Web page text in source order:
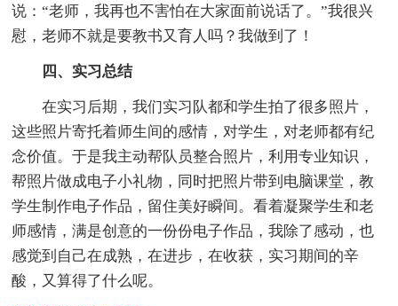
说：“老师，我再也不害怕在大家面前说话了。”我很兴
慰，老师不就是要教书又育人吗？我做到了！
四、实习总结
在实习后期，我们实习队都和学生拍了很多照片，
这些照片寄托着师生间的感情，对学生，对老师都有纪
念价值。于是我主动帮队员整合照片，利用专业知识，
帮照片做成电子小礼物，同时把照片带到电脑课堂，教
学生制作电子作品，留住美好瞬间。看着凝聚学生和老
师感情，满是创意的一份份电子作品，我除了感动，也
感觉到自己在成熟，在进步，在收获，实习期间的辛
酸，又算得了什么呢。